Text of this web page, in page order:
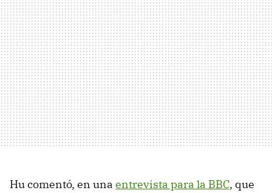
Hu comentó, en una entrevista para la BBC, que